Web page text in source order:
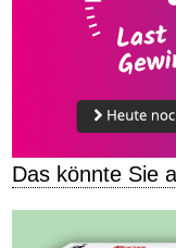
Das könnte Sie